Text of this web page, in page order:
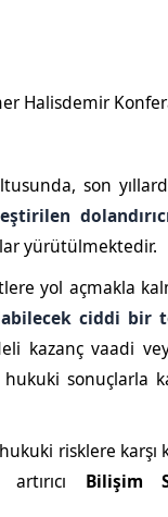
Halisdemir
son
yürütülmektedir.
yol açmakla
ciddi bir
kazanç vaadi
sonuçlarla
risklere karşı
Bilişim